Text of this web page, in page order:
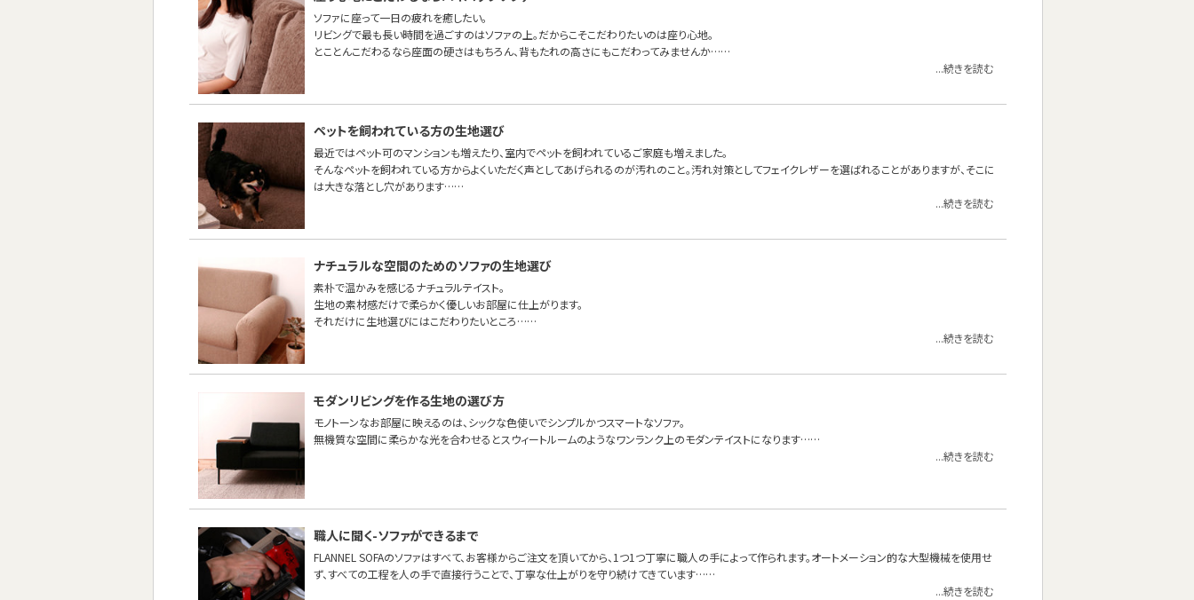
ソファに座って一日の疲れを癒したい。
リビングで最も長い時間を過ごすのはソファの上。だからこそこだわりたいのは座り心地。
とことんこだわるなら座面の硬さはもちろん、背もたれの高さにもこだわってみませんか……
...続きを読む
ペットを飼われている方の生地選び
最近ではペット可のマンションも増えたり、室内でペットを飼われているご家庭も増えました。
そんなペットを飼われている方からよくいただく声としてあげられるのが汚れのこと。汚れ対策としてフェイクレザーを選ばれることがありますが、そこに
は大きな落とし穴があります……
...続きを読む
ナチュラルな空間のためのソファの生地選び
素朴で温かみを感じるナチュラルテイスト。
生地の素材感だけで柔らかく優しいお部屋に仕上がります。
それだけに生地選びにはこだわりたいところ……
...続きを読む
モダンリビングを作る生地の選び方
モノトーンなお部屋に映えるのは、シックな色使いでシンプルかつスマートなソファ。
無機質な空間に柔らかな光を合わせるとスウィートルームのようなワンランク上のモダンテイストになります……
...続きを読む
職人に聞く-ソファができるまで
FLANNEL SOFAのソファはすべて、お客様からご注文を頂いてから、1つ1つ丁寧に職人の手によって作られます。オートメーション的な大型機械を使用せ
ず、すべての工程を人の手で直接行うことで、丁寧な仕上がりを守り続けてきています……
...続きを読む